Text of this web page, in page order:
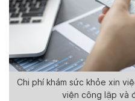
Chi phí khám sức khỏe xin
viện công lập và